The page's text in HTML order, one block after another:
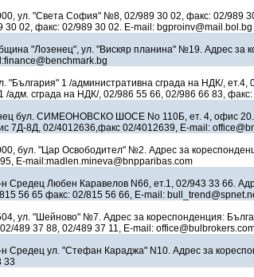
ул. "Света София" №8, 02/989 30 02, факс: 02/989
02, факс: 02/989 30 02. E-mail: bgproinv@mail.bol.bg
"Лозенец", ул. "Вискяр планина" №19. Адрес за
1 /административна сграда на НДК/, ет.4,
сграда на НДК/, 02/986 55 66, 02/986 66 83,
бул. СИМЕОНОВСКО ШОСЕ No 110Б, ет. 4, офис
7Д-8Д, 02/4012636,факс 02/4012639, E-mail:
бул. "Цар Освободител" №2. Адрес за
Е-mail:madlen.mineva@bnpparibas.com
Средец Любен Каравелов N66, ет.1, 02/943 33 66.
56 65 факс: 02/815 56 66, E-mail:
ул. "Шейново" №7. Адрес за кореспонденция:
489 37 88, 02/489 37 11, E-mail:
Средец ул. "Стефан Караджа" N10. Адрес за
33